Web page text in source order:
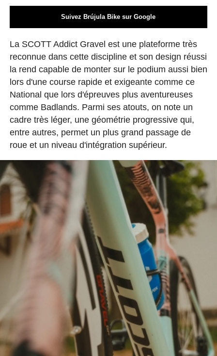
Suivez Brújula Bike sur Google
La SCOTT Addict Gravel est une plateforme très
reconnue dans cette discipline et son design réussi
la rend capable de monter sur le podium aussi bien
lors d'une course rapide et exigeante comme ce
National que lors d'épreuves plus aventureuses
comme Badlands. Parmi ses atouts, on note un
cadre très léger, une géométrie progressive qui,
entre autres, permet un plus grand passage de
roue et un niveau d'intégration supérieur.